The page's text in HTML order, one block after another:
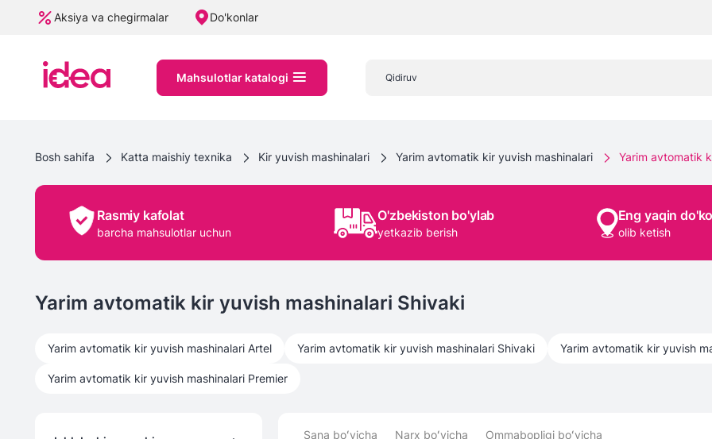
Aksiya va chegirmalar Do'konlar
Mahsulotlar katalogi
Bosh sahifa Katta maishiy texnika Kir yuvish mashinalari Yarim avtomatik kir yuvish mashinalari Yarim avtomatik
Rasmiy kafolat
barcha mahsulotlar uchun
O'zbekiston bo'ylab
yetkazib berish
Eng yaqin
olib ketish
Yarim avtomatik kir yuvish mashinalari Shivaki
Yarim avtomatik kir yuvish mashinalari Artel Yarim avtomatik kir yuvish mashinalari Shivaki Yarim avtomatik kir yuvish
Yarim avtomatik kir yuvish mashinalari Premier
Sana boʻyicha Narx boʻyicha Ommabopligi boʻyicha